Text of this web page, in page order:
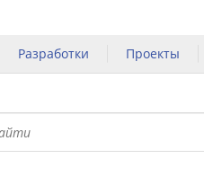
Разработки Проекты